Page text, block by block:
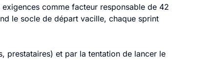
comme facteur responsable de 42
le socle de départ vacille, chaque sprint
prestataires) et par la tentation de lancer le